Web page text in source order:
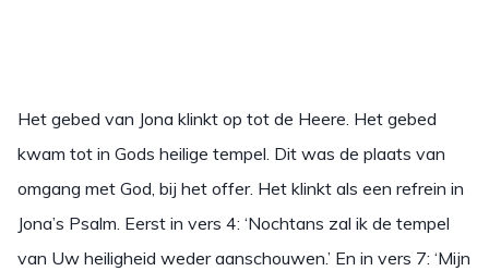
Het gebed van Jona klinkt op tot de Heere. Het gebed
kwam tot in Gods heilige tempel. Dit was de plaats van
omgang met God, bij het offer. Het klinkt als een refrein in
Jona’s Psalm. Eerst in vers 4: ‘Nochtans zal ik de tempel
van Uw heiligheid weder aanschouwen.’ En in vers 7: ‘Mijn